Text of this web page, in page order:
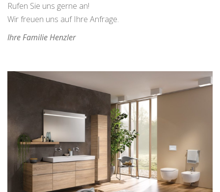
Rufen Sie uns gerne an!
Wir freuen uns auf Ihre Anfrage.
Ihre Familie Henzler